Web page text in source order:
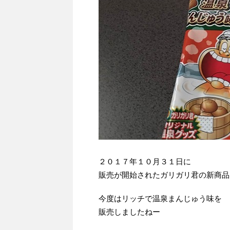
２０１７年１０月３１日に
販売が開始されたガリガリ君の新商
今度はリッチで温泉まんじゅう味を
販売しましたねー